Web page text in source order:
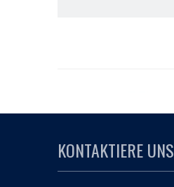
KONTAKTIERE UNS